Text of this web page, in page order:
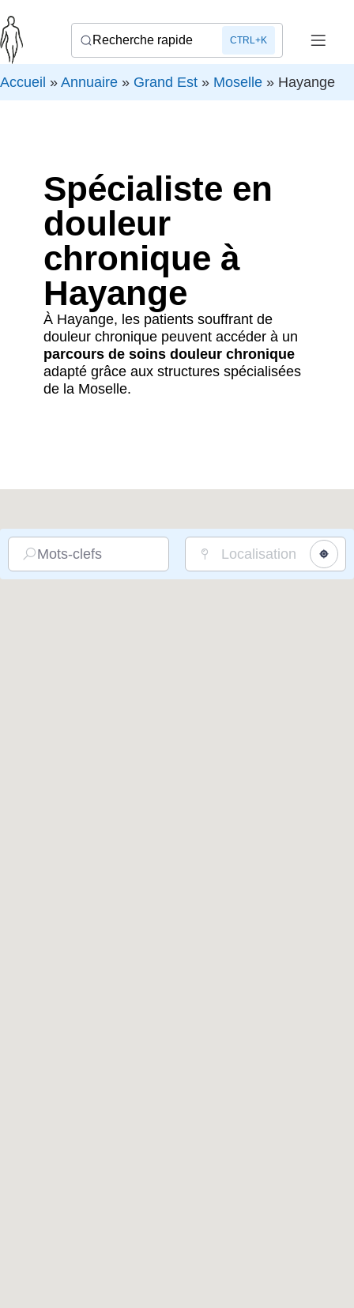
Recherche rapide CTRL+K
Accueil » Annuaire » Grand Est » Moselle » Hayange
Spécialiste en
douleur
chronique à
Hayange
À Hayange, les patients souffrant de
douleur chronique peuvent accéder à un
parcours de soins douleur chronique
adapté grâce aux structures spécialisées
de la Moselle.
Mots-clefs